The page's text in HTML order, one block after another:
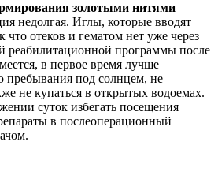
золотыми нитями
недолгая. Иглы, которые вводят
что отеков и гематом нет уже через
реабилитационной программы после
в первое время лучше
пребывания под солнцем, не
не купаться в открытых водоемах.
суток избегать посещения
в послеоперационный